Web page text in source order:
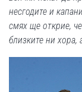
несгодите и
смях ще открие,
близките ни